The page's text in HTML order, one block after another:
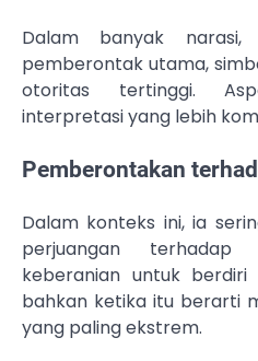
Dalam banyak
pemberontak utama,
otoritas tertinggi.
interpretasi yang lebih
Pemberontakan
Dalam konteks ini, ia
perjuangan
keberanian untuk berdiri
bahkan ketika itu berarti
yang paling ekstrem.